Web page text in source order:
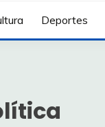
Deportes